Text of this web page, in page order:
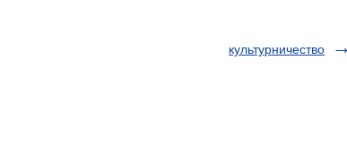
культурничество